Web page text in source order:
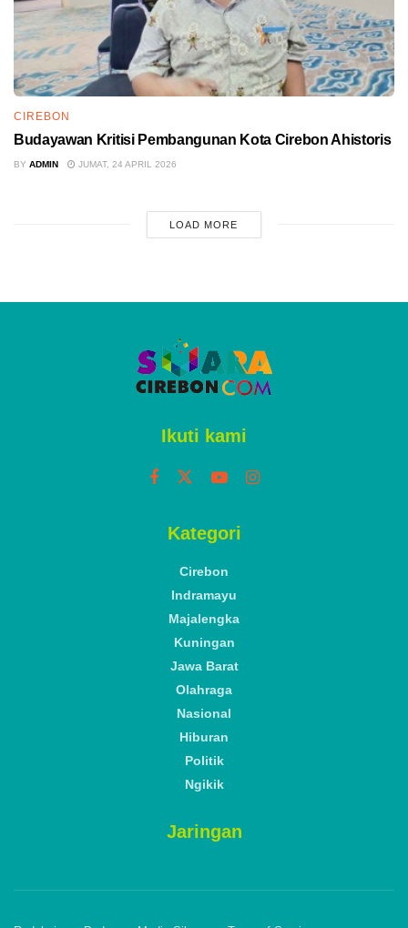
CIREBON
Budayawan Kritisi Pembangunan Kota Cirebon Ahistoris
BY ADMIN JUMAT, 24 APRIL 2026
LOAD MORE
Kabupaten Cirebon Capai 60